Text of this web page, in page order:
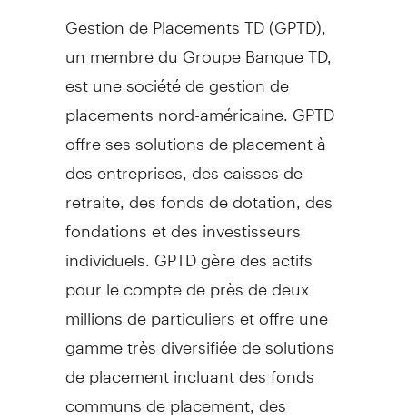
Gestion de Placements TD (GPTD),
un membre du Groupe Banque TD,
est une société de gestion de
placements nord-américaine. GPTD
offre ses solutions de placement à
des entreprises, des caisses de
retraite, des fonds de dotation, des
fondations et des investisseurs
individuels. GPTD gère des actifs
pour le compte de près de deux
millions de particuliers et offre une
gamme très diversifiée de solutions
de placement incluant des fonds
communs de placement, des